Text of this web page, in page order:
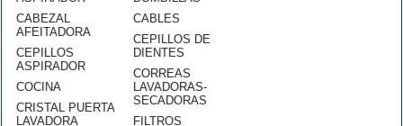
CABEZAL
AFEITADORA
CEPILLOS
ASPIRADOR
COCINA
CRISTAL PUERTA
LAVADORA
CABLES
CEPILLOS DE
DIENTES
CORREAS
LAVADORAS-
SECADORAS
FILTROS